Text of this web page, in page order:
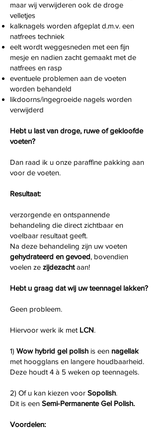
maar wij verwijderen ook de droge
velletjes
kalknagels worden afgeplat d.m.v. een
natfrees techniek
eelt wordt weggesneden met een fijn
mesje en nadien zacht gemaakt met de
natfrees en rasp
eventuele problemen aan de voeten
worden behandeld
likdoorns/ingegroeide nagels worden
verwijderd
Hebt u last van droge, ruwe of gekloofde
voeten?
Dan raad ik u onze paraffine pakking aan
voor de voeten.
Resultaat:
verzorgende en ontspannende
behandeling die direct zichtbaar en
voelbaar resultaat geeft.
Na deze behandeling zijn uw voeten
gehydrateerd en gevoed, bovendien
voelen ze zijdezachtaan!
Hebt u graag dat wij uw teennagel lakken?
Geen probleem.
Hiervoor werk ik met LCN.
1) Wow hybrid gel polish is een nagellak
met hoogglans en langere houdbaarheid.
Deze houdt 4 à 5 weken op teennagels.
2) Of u kan kiezen voor Sopolish.
Dit is een Semi-Permanente Gel Polish.
Voordelen: